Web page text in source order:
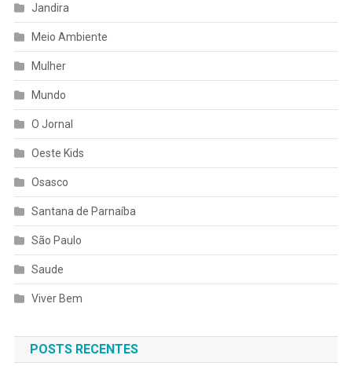
Jandira
Meio Ambiente
Mulher
Mundo
O Jornal
Oeste Kids
Osasco
Santana de Parnaíba
São Paulo
Saude
Viver Bem
POSTS RECENTES